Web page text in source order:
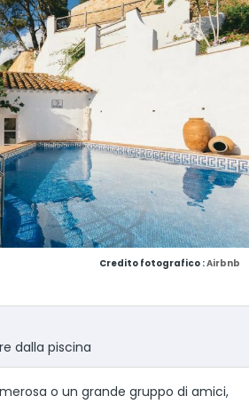
Credito fotografico :Airbnb
dalla piscina
o un grande gruppo di amici,